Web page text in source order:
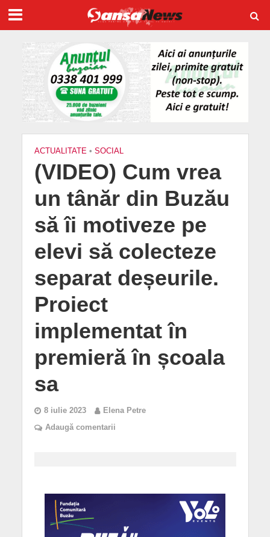
ACTUALITATE • SOCIAL
(VIDEO) Cum vrea
un tânăr din Buzău
să îi motiveze pe
elevi să colecteze
separat deșeurile.
Proiect
implementat în
premieră în școala
sa
8 iulie 2023
Elena Petre
Adaugă comentarii